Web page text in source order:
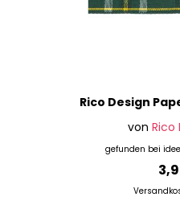
von Rico
gefunden bei